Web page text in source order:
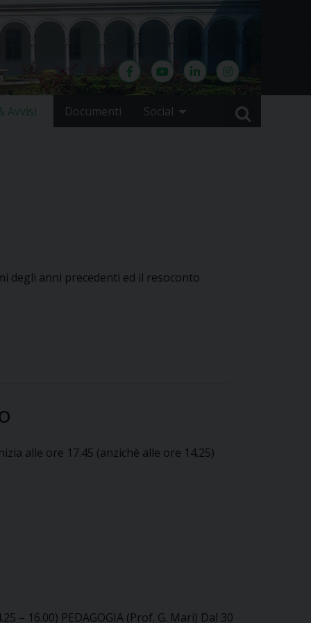
Avvisi Documenti Social
degli anni precedenti ed il resoconto
alle ore 17.45 (anzichè alle ore 14.25)
– 16.00) PEDAGOGIA (Prof. G. Mari) Dal 30